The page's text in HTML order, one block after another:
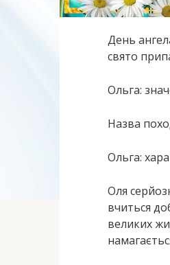
День
свято
Ольга:
Назва
Ольга:
Оля
вчиться
великих